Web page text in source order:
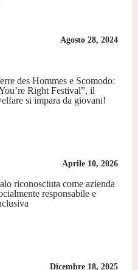
Agosto 28, 2024
des Hommes e Scomodo:
Right Festival”, il
si impara da giovani!
Aprile 10, 2026
riconosciuta come azienda
responsabile e
Dicembre 18, 2025